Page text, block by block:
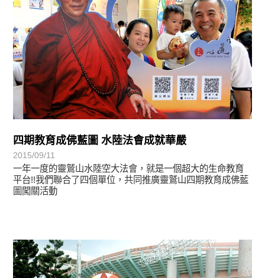
四期教育成佛藍圖 水陸法會成就華嚴
2015/09/11
一年一度的靈鷲山水陸空大法會，就是一個超大的生命教育
平台!!我們聯合了四個單位，共同推廣靈鷲山四期教育成佛藍
圖闖關活動
學習分享